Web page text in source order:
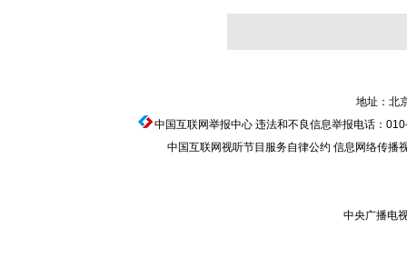
地址：北
中国互联网举报中心违法和不良信息举报电话：
中国互联网视听节目服务自律公约 信息网络传
中央广播电